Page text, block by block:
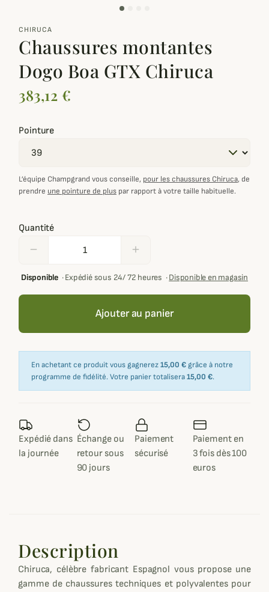
CHIRUCA
Chaussures montantes
Dogo Boa GTX Chiruca
383,12 €
Pointure
L’équipe Champgrand vous conseille, pour les chaussures Chiruca, de
prendre une pointure de plus par rapport à votre taille habituelle.
Quantité
remove add
Disponible·Expédié sous 24/ 72 heures ·Disponible en magasin
Ajouter au panier
En achetant ce produit vous gagnerez15,00 € grâce à notre
programme de fidélité. Votre panier totalisera15,00 €.
Expédié dans
la journée
Échange ou
retour sous
90 jours
Paiement
sécurisé
Paiement en
3 fois dès 100
euros
Description
Chiruca, célèbre fabricant Espagnol vous propose une
gamme de chaussures techniques et polyvalentes pour